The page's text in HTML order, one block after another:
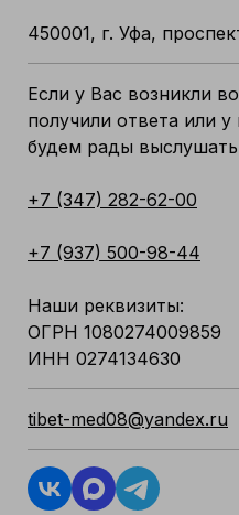
450001, г. Уфа,
Если у Вас возникли
получили ответа или
будем рады
+7 (347) 282-62-00
+7 (937) 500-98-44
Наши реквизиты:
ОГРН 1080274009859
ИНН 0274134630
tibet-med08@yandex.ru